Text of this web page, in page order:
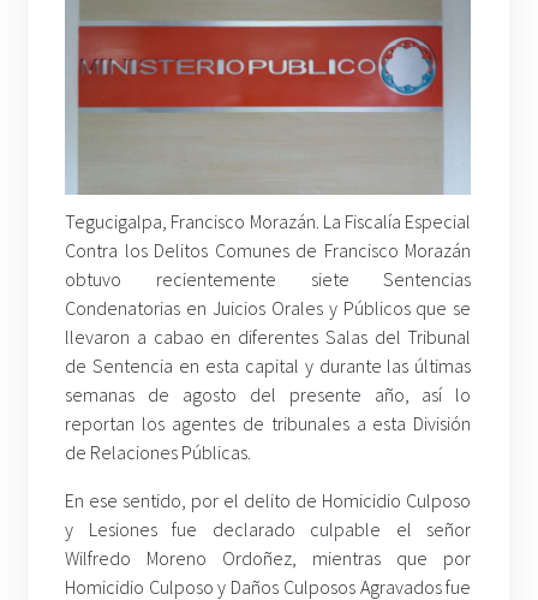
Tegucigalpa, Francisco Morazán. La Fiscalía Especial
Contra los Delitos Comunes de Francisco Morazán
obtuvo recientemente siete Sentencias
Condenatorias en Juicios Orales y Públicos que se
llevaron a cabao en diferentes Salas del Tribunal
de Sentencia en esta capital y durante las últimas
semanas de agosto del presente año, así lo
reportan los agentes de tribunales a esta División
de Relaciones Públicas.
En ese sentido, por el delito de Homicidio Culposo
y Lesiones fue declarado culpable el señor
Wilfredo Moreno Ordoñez, mientras que por
Homicidio Culposo y Daños Culposos Agravados fue